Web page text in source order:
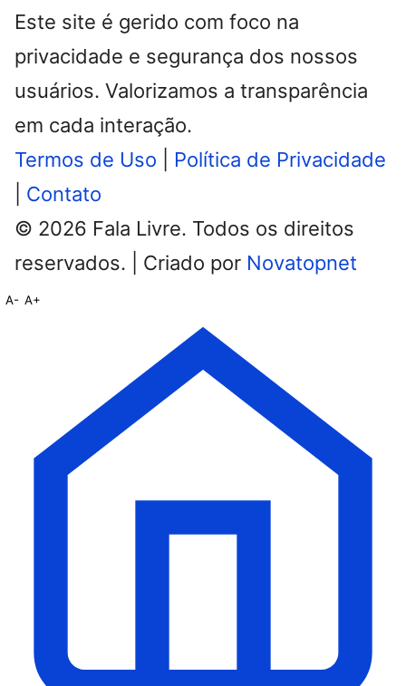
Este site é gerido com foco na
privacidade e segurança dos nossos
usuários. Valorizamos a transparência
em cada interação.
Termos de Uso
Política de Privacidade
Contato
© 2026 Fala Livre. Todos os direitos
reservados. | Criado por Novatopnet
A- A+